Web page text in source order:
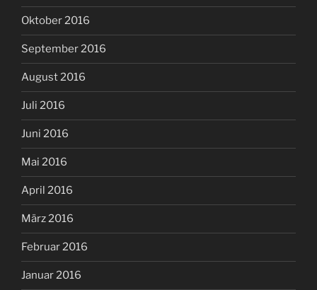
Oktober 2016
September 2016
August 2016
Juli 2016
Juni 2016
Mai 2016
April 2016
März 2016
Februar 2016
Januar 2016